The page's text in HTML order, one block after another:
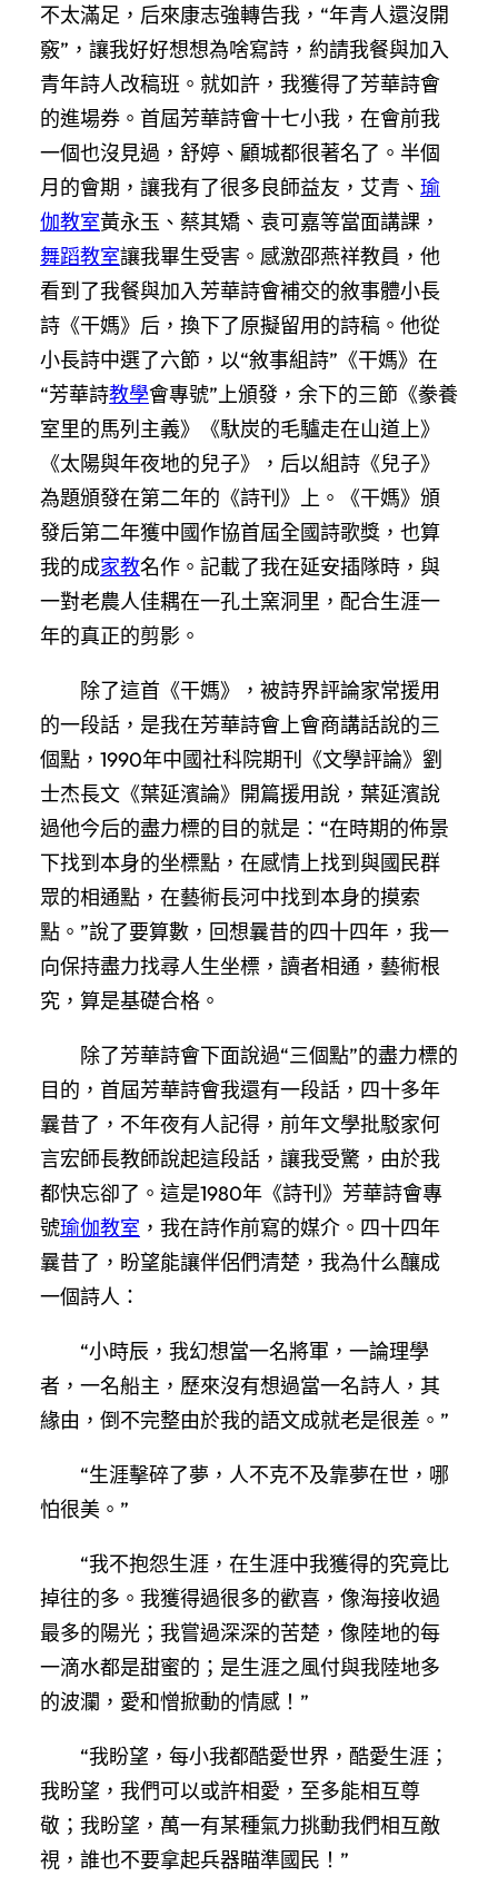
不太滿足，后來康志強轉告我，“年青人還沒開
竅”，讓我好好想想為啥寫詩，約請我餐與加入
青年詩人改稿班。就如許，我獲得了芳華詩會
的進場券。首屆芳華詩會十七小我，在會前我
一個也沒見過，舒婷、顧城都很著名了。半個
月的會期，讓我有了很多良師益友，艾青、 瑜
伽教室黃永玉、蔡其矯、袁可嘉等當面講課，
舞蹈教室讓我畢生受害。感激邵燕祥教員，他
看到了我餐與加入芳華詩會補交的敘事體小長
詩《干媽》后，換下了原擬留用的詩稿。他從
小長詩中選了六節，以“敘事組詩”《干媽》在
“芳華詩教學會專號”上頒發，余下的三節《豢養
室里的馬列主義》《馱炭的毛驢走在山道上》
《太陽與年夜地的兒子》，后以組詩《兒子》
為題頒發在第二年的《詩刊》上。《干媽》頒
發后第二年獲中國作協首屆全國詩歌獎，也算
我的成家教名作。記載了我在延安插隊時，與
一對老農人佳耦在一孔土窯洞里，配合生涯一
年的真正的剪影。
除了這首《干媽》，被詩界評論家常援用
的一段話，是我在芳華詩會上會商講話說的三
個點，1990年中國社科院期刊《文學評論》劉
士杰長文《葉延濱論》開篇援用說，葉延濱說
過他今后的盡力標的目的就是：“在時期的佈景
下找到本身的坐標點，在感情上找到與國民群
眾的相通點，在藝術長河中找到本身的摸索
點。”說了要算數，回想曩昔的四十四年，我一
向保持盡力找尋人生坐標，讀者相通，藝術根
究，算是基礎合格。
除了芳華詩會下面說過“三個點”的盡力標的
目的，首屆芳華詩會我還有一段話，四十多年
曩昔了，不年夜有人記得，前年文學批駁家何
言宏師長教師說起這段話，讓我受驚，由於我
都快忘卻了。這是1980年《詩刊》芳華詩會專
號瑜伽教室 ，我在詩作前寫的媒介。四十四年
曩昔了，盼望能讓伴侶們清楚，我為什么釀成
一個詩人：
“小時辰，我幻想當一名將軍，一論理學
者，一名船主，歷來沒有想過當一名詩人，其
緣由，倒不完整由於我的語文成就老是很差。”
“生涯擊碎了夢，人不克不及靠夢在世，哪
怕很美。”
“我不抱怨生涯，在生涯中我獲得的究竟比
掉往的多。我獲得過很多的歡喜，像海接收過
最多的陽光；我嘗過深深的苦楚，像陸地的每
一滴水都是甜蜜的；是生涯之風付與我陸地多
的波瀾，愛和憎掀動的情感！”
“我盼望，每小我都酷愛世界，酷愛生涯；
我盼望，我們可以或許相愛，至多能相互尊
敬；我盼望，萬一有某種氣力挑動我們相互敵
視，誰也不要拿起兵器瞄準國民！”